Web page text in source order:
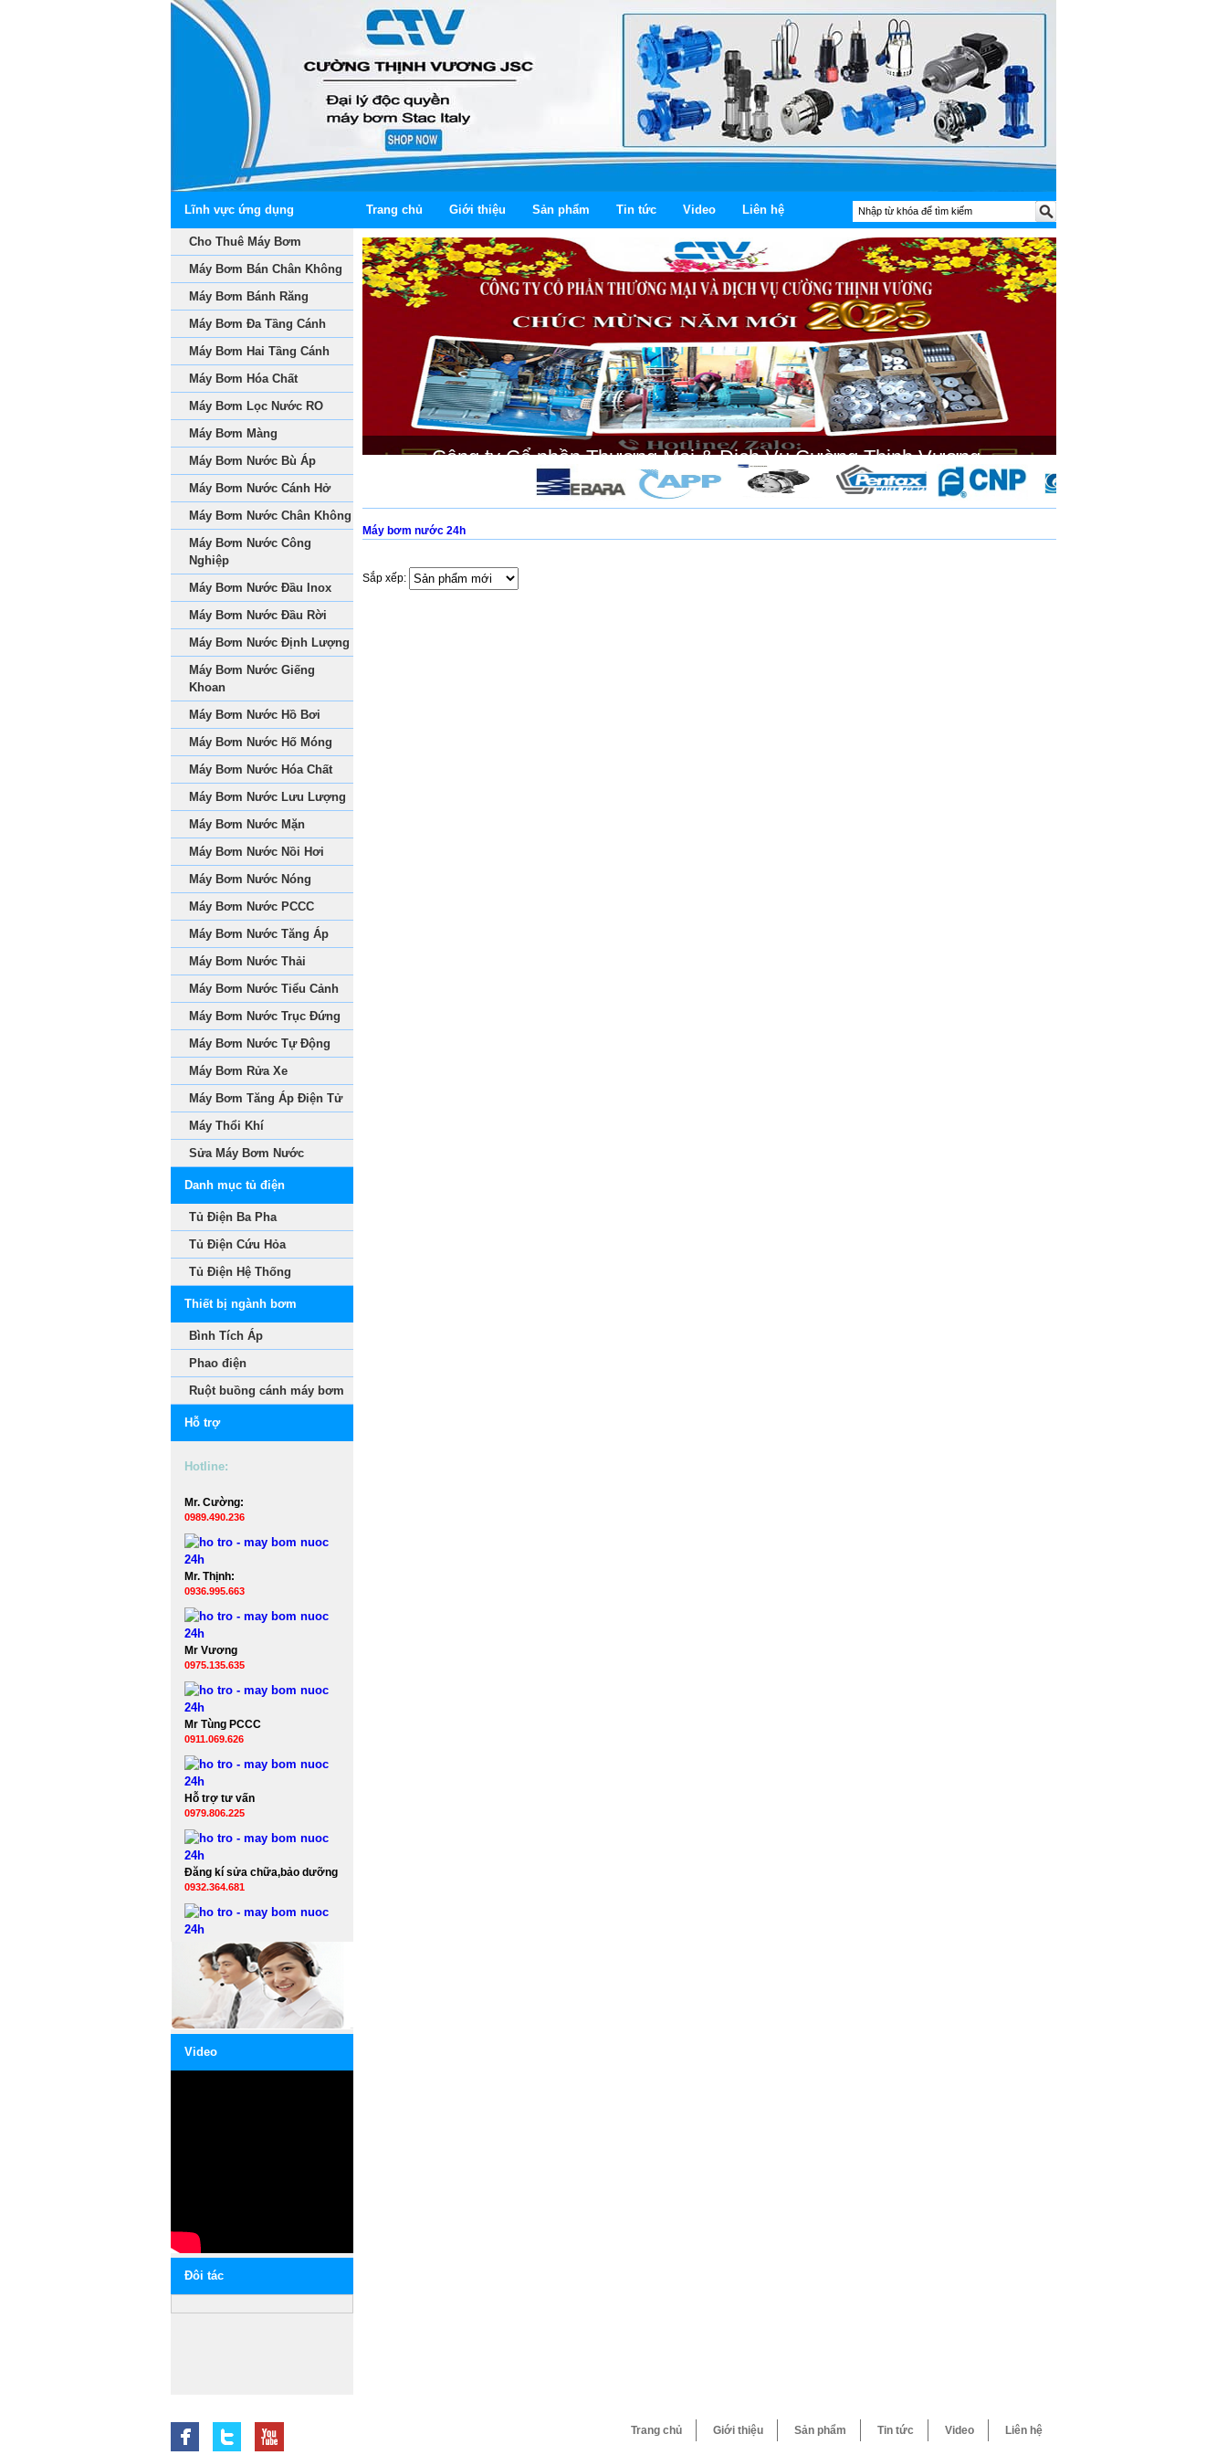
Lĩnh vực ứng dụng Trang chủ Giới thiệu Sản phẩm Tin tức Video Liên hệ
Cho Thuê Máy Bơm
Máy Bơm Bán Chân Không
Máy Bơm Bánh Răng
Máy Bơm Đa Tầng Cánh
Máy Bơm Hai Tầng Cánh
Máy Bơm Hóa Chất
Máy Bơm Lọc Nước RO
Máy Bơm Màng
Máy Bơm Nước Bù Áp
Máy Bơm Nước Cánh Hở
Máy Bơm Nước Chân Không
Máy Bơm Nước Công
Nghiệp
Máy Bơm Nước Đầu Inox
Máy Bơm Nước Đầu Rời
Máy Bơm Nước Định Lượng
Máy Bơm Nước Giếng
Khoan
Máy Bơm Nước Hồ Bơi
Máy Bơm Nước Hố Móng
Máy Bơm Nước Hóa Chất
Máy Bơm Nước Lưu Lượng
Máy Bơm Nước Mặn
Máy Bơm Nước Nồi Hơi
Máy Bơm Nước Nóng
Máy Bơm Nước PCCC
Máy Bơm Nước Tăng Áp
Máy Bơm Nước Thải
Máy Bơm Nước Tiểu Cảnh
Máy Bơm Nước Trục Đứng
Máy Bơm Nước Tự Động
Máy Bơm Rửa Xe
Máy Bơm Tăng Áp Điện Tử
Máy Thổi Khí
Sửa Máy Bơm Nước
Danh mục tủ điện
Tủ Điện Ba Pha
Tủ Điện Cứu Hỏa
Tủ Điện Hệ Thống
Thiết bị ngành bơm
Bình Tích Áp
Phao điện
Ruột buồng cánh máy bơm
Hỗ trợ
Hotline:
Mr. Cường:
0989.490.236
Mr. Thịnh:
0936.995.663
Mr Vương
0975.135.635
Mr Tùng PCCC
0911.069.626
Hỗ trợ tư vấn
0979.806.225
Đăng kí sửa chữa,bảo dưỡng
0932.364.681
Video
Ðôi tác
Công ty Cổ phần Thương Mại & Dịch Vụ Cường Thịnh Vương.
Máy bơm nước 24h
Sắp xếp:
Trang chủ Giới thiệu Sản phẩm Tin tức Video Liên hệ